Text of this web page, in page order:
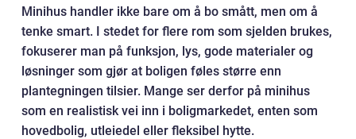
Minihus handler ikke bare om å bo smått, men om å
tenke smart. I stedet for flere rom som sjelden brukes,
fokuserer man på funksjon, lys, gode materialer og
løsninger som gjør at boligen føles større enn
plantegningen tilsier. Mange ser derfor på minihus
som en realistisk vei inn i boligmarkedet, enten som
hovedbolig, utleiedel eller fleksibel hytte.